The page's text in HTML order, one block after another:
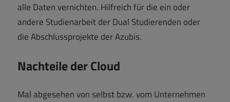
alle Daten vernichten. Hilfreich für die ein oder
andere Studienarbeit der Dual Studierenden oder
die Abschlussprojekte der Azubis.
Nachteile der Cloud
Mal abgesehen von selbst bzw. vom Unternehmen